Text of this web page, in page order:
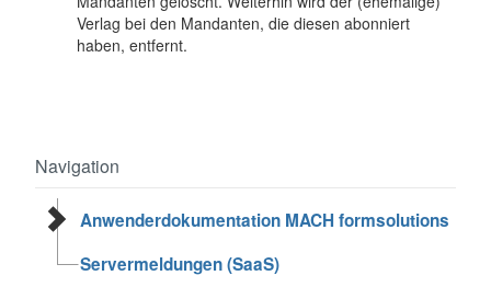
Verlag bei den Mandanten, die diesen abonniert
haben, entfernt.
Navigation
Anwenderdokumentation MACH formsolutions
Servermeldungen (SaaS)